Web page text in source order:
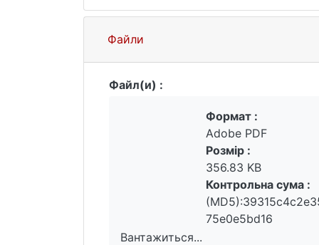
Файли
Файл(и) :
Вантажиться...
Формат :
Adobe PDF
Розмір :
356.83 KB
Контрольна сума :
75e0e5bd16